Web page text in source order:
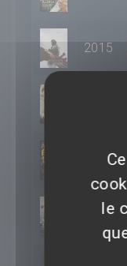
2015
2014
2013
le